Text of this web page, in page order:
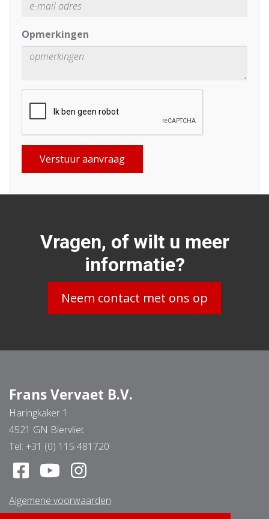
Opmerkingen
Verstuur aanvraag
Vragen, of wilt u meer
informatie?
Neem contact met ons op
Frans Vervaet B.V.
Haringkaker 1
4521 GN Biervliet
Tel: +31 (0) 115 481720
Algemene voorwaarden